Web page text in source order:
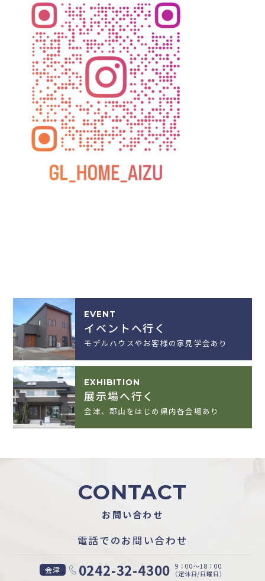
EVENT
イベントへ行く
モデルハウスやお客様の家見学会あり
EXHIBITION
展示場へ行く
会津、郡山をはじめ県内各会場あり
CONTACT
お問い合わせ
電話でのお問い合わせ
会津 0242-32-4300 9：00〜18：00
（定休日/日曜日）